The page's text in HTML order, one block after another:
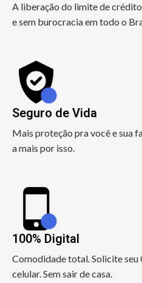
A liberação do limite de
e sem burocracia em todo o
Seguro de Vida
Mais proteção pra você e sua
a mais por isso.
100% Digital
Comodidade total. Solicite seu
celular. Sem sair de casa.